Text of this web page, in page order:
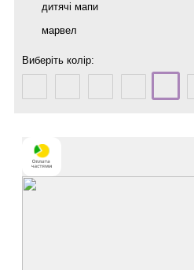
дитячі мапи
марвел
Виберіть колір: